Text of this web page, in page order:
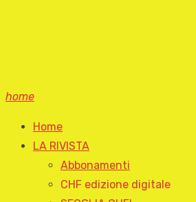
home
Home
LA RIVISTA
Abbonamenti
CHF edizione digitale